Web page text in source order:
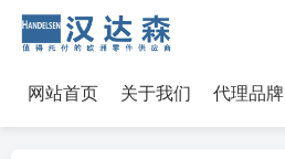
网站首页 关于我们 代理品牌